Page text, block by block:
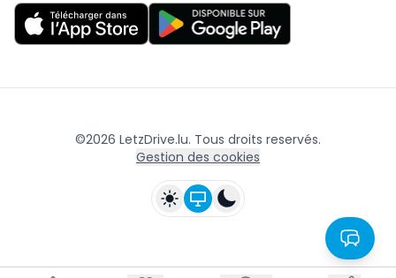
©2026 LetzDrive.lu. Tous droits reservés.
Gestion des cookies